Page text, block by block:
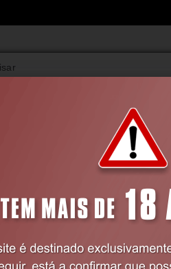
Massagem
ÓLEO DE
OIL NUEI 100ML